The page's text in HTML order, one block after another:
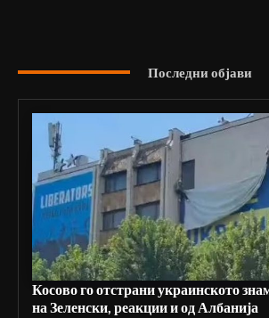
Последни објави
Косово го отстрани украинското
на Зеленски, реакции и од Албанија